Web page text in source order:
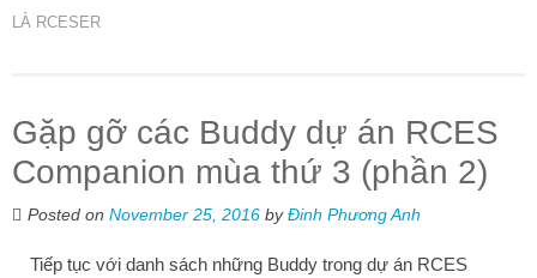
LÀ RCESER
Gặp gỡ các Buddy dự án RCES
Companion mùa thứ 3 (phần 2)
Posted on November 25, 2016 byĐinh Phương Anh
Tiếp tục với danh sách những Buddy trong dự án RCES